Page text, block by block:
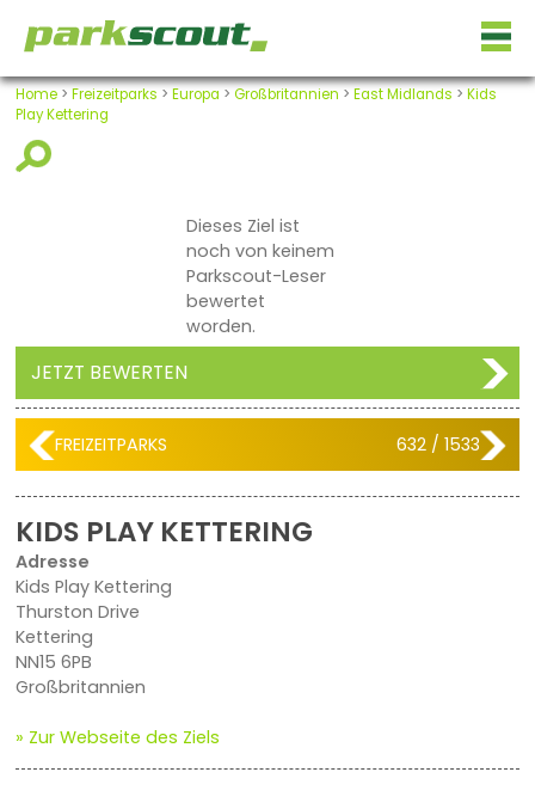
Home> Freizeitparks > Europa > Großbritannien > East Midlands > Kids
Play Kettering
Dieses Ziel ist
noch von keinem
Parkscout-Leser
bewertet
worden.
JETZT BEWERTEN
FREIZEITPARKS 632 / 1533
KIDS PLAY KETTERING
Adresse
Kids Play Kettering
Thurston Drive
Kettering
NN15 6PB
Großbritannien
» Zur Webseite des Ziels